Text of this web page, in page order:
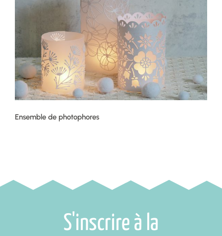
Ensemble de photophores
S'inscrire à la